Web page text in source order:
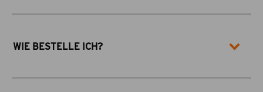
WIE BESTELLE ICH?